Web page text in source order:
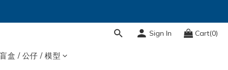
Sign In Cart(0)
盲盒 / 公仔 / 模型